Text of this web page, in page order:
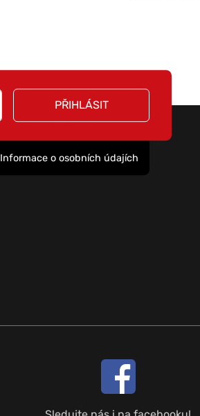
PŘIHLÁSIT
Informace o osobních údajích